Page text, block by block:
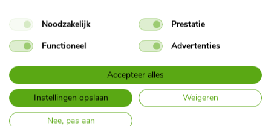
Wat gebeurt er bij voortijdige
beeindiging?
De maximale opzeggingsvergoeding (het plafond) is 40% van de
nog resterende leasetermijnen.
Het totaalbedrag dat je hebt betaald op basis van het huidige
Noodzakelijk
Prestatie
Functioneel
Advertenties
Accepteer alles
Instellingen opslaan
Weigeren
Nee, pas aan